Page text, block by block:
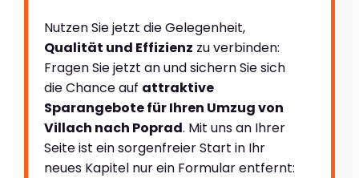
Nutzen Sie jetzt die Gelegenheit,
Qualität und Effizienz zu verbinden:
Fragen Sie jetzt an und sichern Sie sich
die Chance auf attraktive
Sparangebote für Ihren Umzug von
Villach nach Poprad. Mit uns an Ihrer
Seite ist ein sorgenfreier Start in Ihr
neues Kapitel nur ein Formular entfernt: